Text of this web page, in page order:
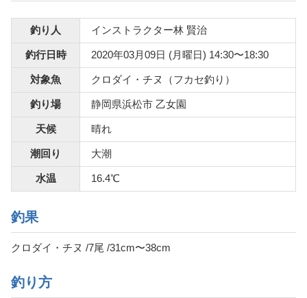
釣り人 インストラクター林 賢治
釣行日時 2020年03月09日 (月曜日) 14:30〜18:30
対象魚 クロダイ・チヌ（フカセ釣り）
釣り場 静岡県浜松市 乙女園
天候 晴れ
潮回り 大潮
水温 16.4℃
釣果
クロダイ・チヌ /7尾 /31cm〜38cm
釣り方